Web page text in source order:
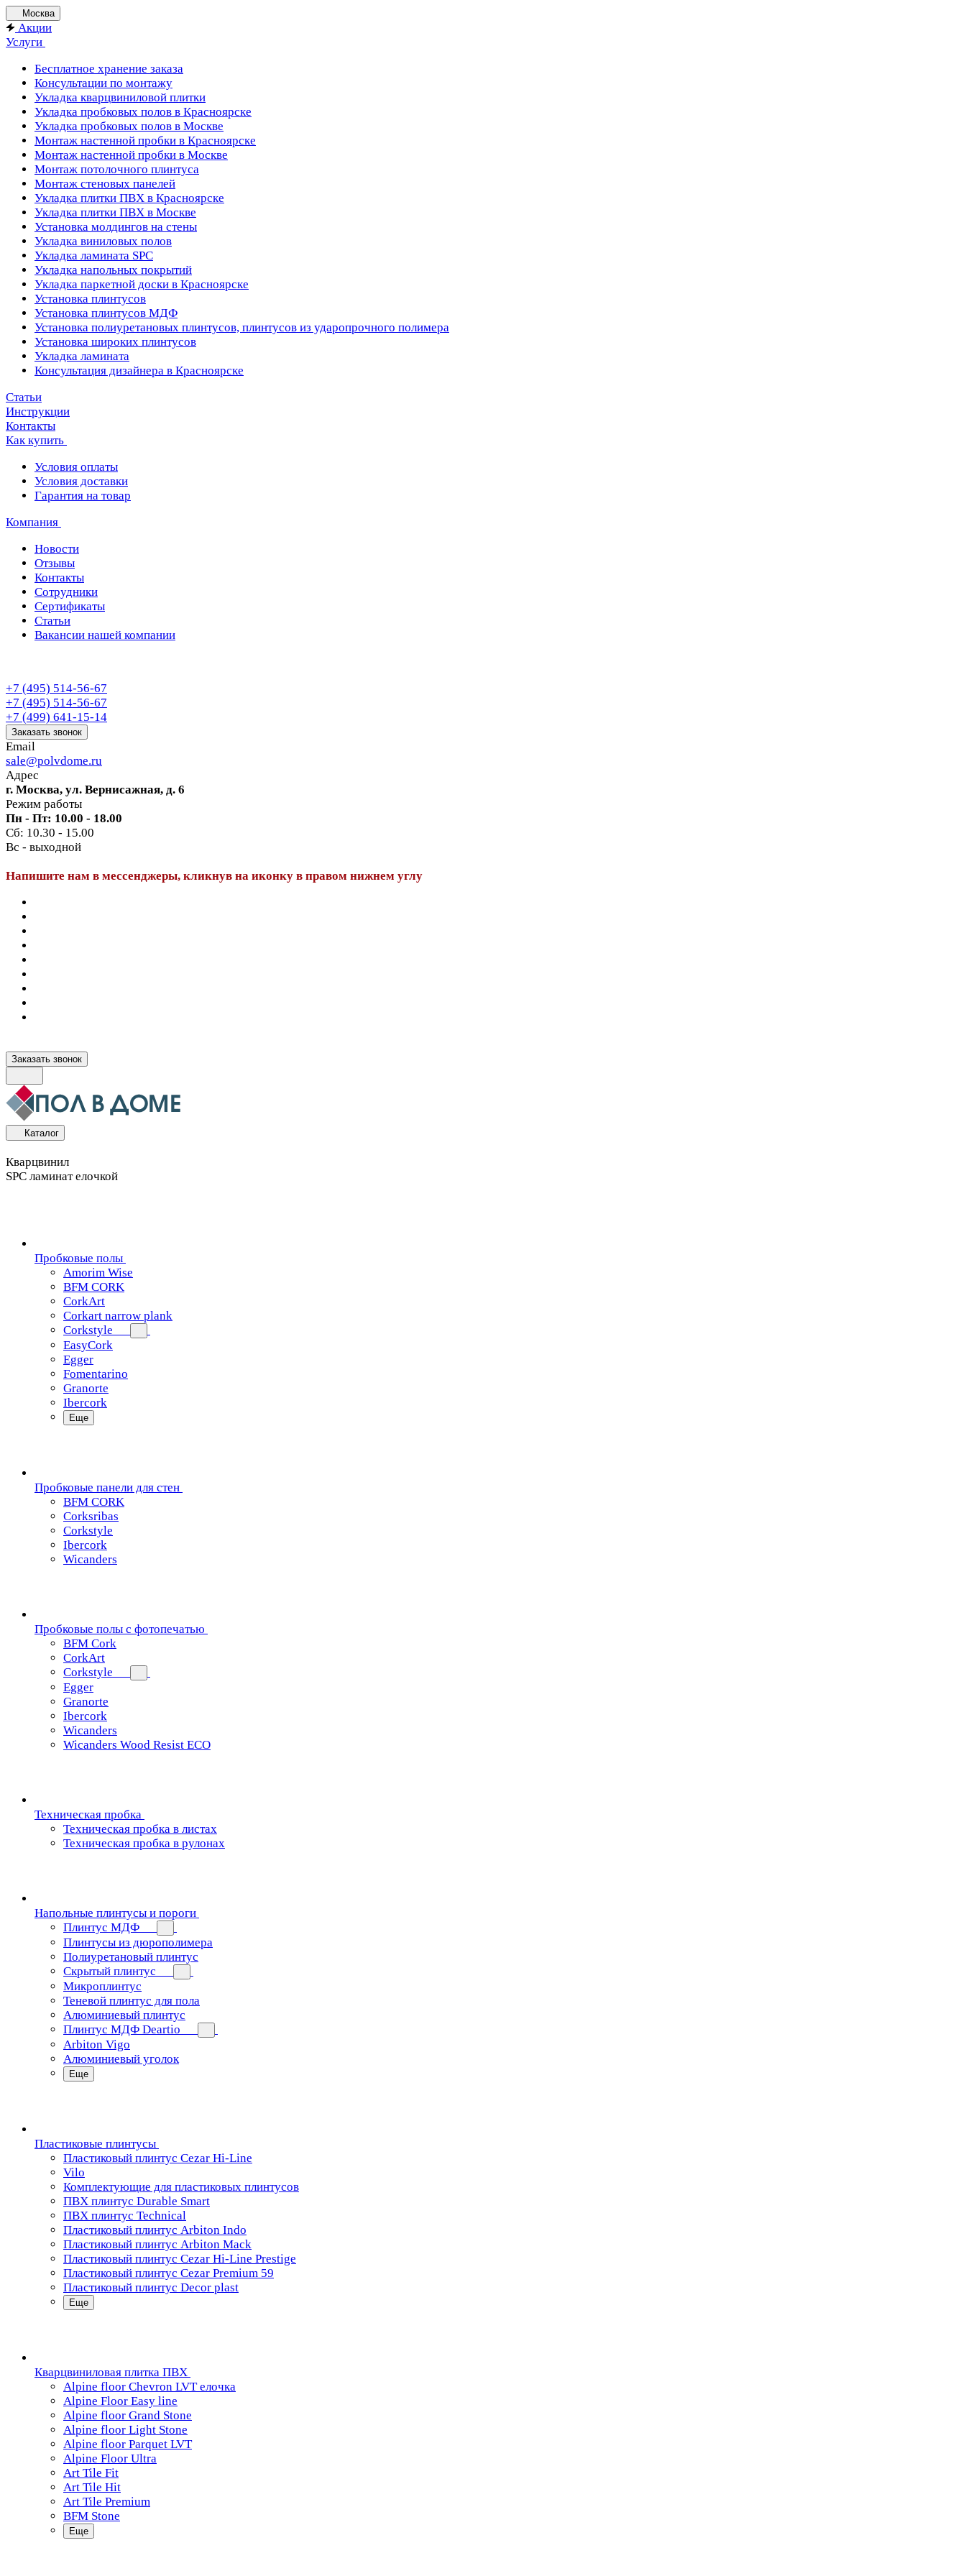
Москва
Акции
Услуги
Бесплатное хранение заказа
Консультации по монтажу
Укладка кварцвиниловой плитки
Укладка пробковых полов в Красноярске
Укладка пробковых полов в Москве
Монтаж настенной пробки в Красноярске
Монтаж настенной пробки в Москве
Монтаж потолочного плинтуса
Монтаж стеновых панелей
Укладка плитки ПВХ в Красноярске
Укладка плитки ПВХ в Москве
Установка молдингов на стены
Укладка виниловых полов
Укладка ламината SPC
Укладка напольных покрытий
Укладка паркетной доски в Красноярске
Установка плинтусов
Установка плинтусов МДФ
Установка полиуретановых плинтусов, плинтусов из ударопрочного полимера
Установка широких плинтусов
Укладка ламината
Консультация дизайнера в Красноярске
Статьи
Инструкции
Контакты
Как купить
Условия оплаты
Условия доставки
Гарантия на товар
Компания
Новости
Отзывы
Контакты
Сотрудники
Сертификаты
Статьи
Вакансии нашей компании
+7 (495) 514-56-67
+7 (495) 514-56-67
+7 (499) 641-15-14
Заказать звонок
Email
sale@polvdome.ru
Адрес
г. Москва, ул. Вернисажная, д. 6
Режим работы
Пн - Пт: 10.00 - 18.00
Сб: 10.30 - 15.00
Вс - выходной
Напишите нам в мессенджеры, кликнув на иконку в правом нижнем углу
Заказать звонок
Каталог
Кварцвинил
SPC ламинат елочкой
Пробковые полы
Amorim Wise
BFM CORK
CorkArt
Corkart narrow plank
Corkstyle
EasyCork
Egger
Fomentarino
Granorte
Ibercork
Еще
Пробковые панели для стен
BFM CORK
Corksribas
Corkstyle
Ibercork
Wicanders
Пробковые полы с фотопечатью
BFM Cork
CorkArt
Corkstyle
Egger
Granorte
Ibercork
Wicanders
Wicanders Wood Resist ECO
Техническая пробка
Техническая пробка в листах
Техническая пробка в рулонах
Напольные плинтусы и пороги
Плинтус МДФ
Плинтусы из дюрополимера
Полиуретановый плинтус
Скрытый плинтус
Микроплинтус
Теневой плинтус для пола
Алюминиевый плинтус
Плинтус МДФ Deartio
Arbiton Vigo
Алюминиевый уголок
Еще
Пластиковые плинтусы
Пластиковый плинтус Cezar Hi-Line
Vilo
Комплектующие для пластиковых плинтусов
ПВХ плинтус Durable Smart
ПВХ плинтус Technical
Пластиковый плинтус Arbiton Indo
Пластиковый плинтус Arbiton Mack
Пластиковый плинтус Cezar Hi-Line Prestige
Пластиковый плинтус Cezar Premium 59
Пластиковый плинтус Decor plast
Еще
Кварцвиниловая плитка ПВХ
Alpine floor Chevron LVT елочка
Alpine Floor Easy line
Alpine floor Grand Stone
Alpine floor Light Stone
Alpine floor Parquet LVT
Alpine Floor Ultra
Art Tile Fit
Art Tile Hit
Art Tile Premium
BFM Stone
Еще